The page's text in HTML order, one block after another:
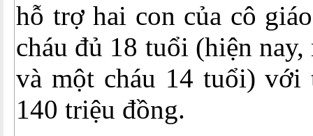
hỗ trợ hai con của cô
cháu đủ 18 tuổi (hiện
và một cháu 14 tuổi) với
140 triệu đồng.